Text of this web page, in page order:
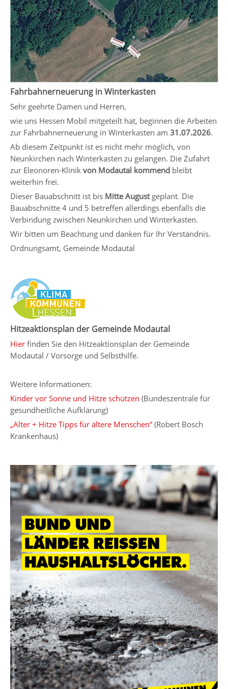
Fahrbahnerneuerung in Winterkasten
Sehr geehrte Damen und Herren,
wie uns Hessen Mobil mitgeteilt hat, beginnen die Arbeiten
zur Fahrbahnerneuerung in Winterkasten am 31.07.2026.
Ab diesem Zeitpunkt ist es nicht mehr möglich, von
Neunkirchen nach Winterkasten zu gelangen. Die Zufahrt
zur Eleonoren-Klinik von Modautal kommend bleibt
weiterhin frei.
Dieser Bauabschnitt ist bis Mitte Augustgeplant. Die
Bauabschnitte 4 und 5 betreffen allerdings ebenfalls die
Verbindung zwischen Neunkirchen und Winterkasten.
Wir bitten um Beachtung und danken für Ihr Verständnis.
Ordnungsamt, Gemeinde Modautal
Hitzeaktionsplan der Gemeinde Modautal
Hier finden Sie den Hitzeaktionsplan der Gemeinde
Modautal / Vorsorge und Selbsthilfe.
Weitere Informationen:
Kinder vor Sonne und Hitze schützen (Bundeszentrale für
gesundheitliche Aufklärung)
„Alter + Hitze Tipps für ältere Menschen“ (Robert Bosch
Krankenhaus)